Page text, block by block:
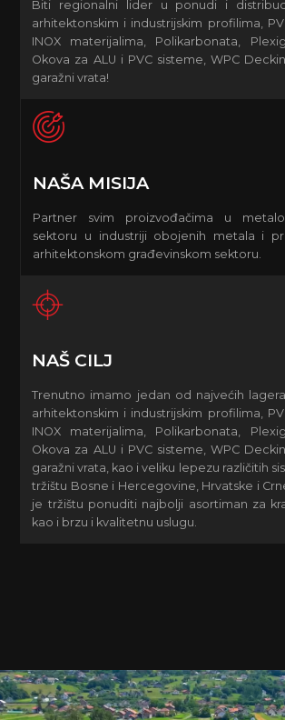
Biti regionalni lider u ponudi i
arhitektonskim i industrijskim profilima,
INOX materijalima, Polikarbonata,
Okova za ALU i PVC sisteme, WPC
garažni vrata!
NAŠA MISIJA
Partner svim proizvođačima u
sektoru u industriji obojenih metala i
arhitektonskom građevinskom sektoru.
NAŠ CILJ
Trenutno imamo jedan od najvećih
arhitektonskim i industrijskim profilima,
INOX materijalima, Polikarbonata,
Okova za ALU i PVC sisteme, WPC
garažni vrata, kao i veliku lepezu različitih
tržištu Bosne i Hercegovine, Hrvatske i
je tržištu ponuditi najbolji asortiman za
kao i brzu i kvalitetnu uslugu.